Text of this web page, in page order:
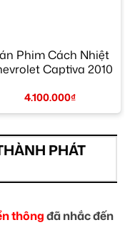
Phim Cách Nhiệt
Captiva 2010
4.100.000₫
PHÁT
thôngđã nhắc đến